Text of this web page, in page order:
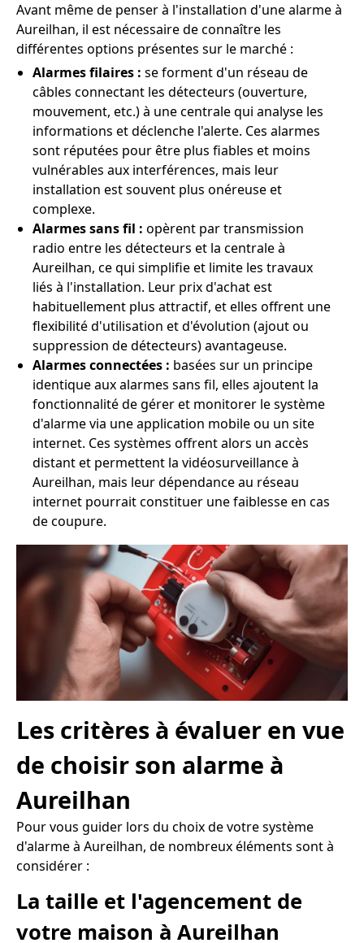
Avant même de penser à l'installation d'une alarme à
Aureilhan, il est nécessaire de connaître les
différentes options présentes sur le marché :
Alarmes filaires : se forment d'un réseau de
câbles connectant les détecteurs (ouverture,
mouvement, etc.) à une centrale qui analyse les
informations et déclenche l'alerte. Ces alarmes
sont réputées pour être plus fiables et moins
vulnérables aux interférences, mais leur
installation est souvent plus onéreuse et
complexe.
Alarmes sans fil : opèrent par transmission
radio entre les détecteurs et la centrale à
Aureilhan, ce qui simplifie et limite les travaux
liés à l'installation. Leur prix d'achat est
habituellement plus attractif, et elles offrent une
flexibilité d'utilisation et d'évolution (ajout ou
suppression de détecteurs) avantageuse.
Alarmes connectées : basées sur un principe
identique aux alarmes sans fil, elles ajoutent la
fonctionnalité de gérer et monitorer le système
d'alarme via une application mobile ou un site
internet. Ces systèmes offrent alors un accès
distant et permettent la vidéosurveillance à
Aureilhan, mais leur dépendance au réseau
internet pourrait constituer une faiblesse en cas
de coupure.
Les critères à évaluer en vue
de choisir son alarme à
Aureilhan
Pour vous guider lors du choix de votre système
d'alarme à Aureilhan, de nombreux éléments sont à
considérer :
La taille et l'agencement de
votre maison à Aureilhan